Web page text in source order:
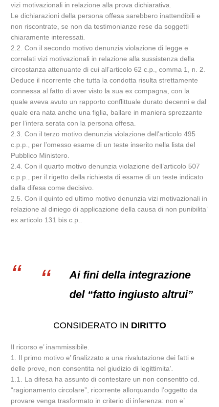
vizi motivazionali in relazione alla prova dichiarativa.
Le dichiarazioni della persona offesa sarebbero inattendibili e
non riscontrate, se non da testimonianze rese da soggetti
chiaramente interessati.
2.2. Con il secondo motivo denunzia violazione di legge e
correlati vizi motivazionali in relazione alla sussistenza della
circostanza attenuante di cui all’articolo 62 c.p., comma 1, n. 2.
Deduce il ricorrente che tutta la condotta risulta strettamente
connessa al fatto di aver visto la sua ex compagna, con la
quale aveva avuto un rapporto conflittuale durato decenni e dal
quale era nata anche una figlia, ballare in maniera sprezzante
per l’intera serata con la persona offesa.
2.3. Con il terzo motivo denunzia violazione dell’articolo 495
c.p.p., per l’omesso esame di un teste inserito nella lista del
Pubblico Ministero.
2.4. Con il quarto motivo denunzia violazione dell’articolo 507
c.p.p., per il rigetto della richiesta di esame di un teste indicato
dalla difesa come decisivo.
2.5. Con il quinto ed ultimo motivo denunzia vizi motivazionali in
relazione al diniego di applicazione della causa di non punibilita’
ex articolo 131 bis c.p..
Ai fini della integrazione
del “fatto ingiusto altrui”
CONSIDERATO IN DIRITTO
Il ricorso e’ inammissibile.
1. Il primo motivo e’ finalizzato a una rivalutazione dei fatti e
delle prove, non consentita nel giudizio di legittimita’.
1.1. La difesa ha assunto di contestare un non consentito cd.
“ragionamento circolare”, ricorrente allorquando l’oggetto da
provare venga trasformato in criterio di inferenza: non e’